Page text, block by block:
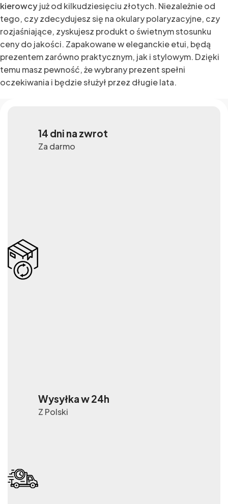
kierowcyjuż od kilkudziesięciu złotych. Niezależnie od
tego, czy zdecydujesz się na okulary polaryzacyjne, czy
rozjaśniające, zyskujesz produkt o świetnym stosunku
ceny do jakości. Zapakowane w eleganckie etui, będą
prezentem zarówno praktycznym, jak i stylowym. Dzięki
temu masz pewność, że wybrany prezent spełni
oczekiwania i będzie służył przez długie lata.
14 dni na zwrot
Za darmo
Wysyłka w 24h
Z Polski